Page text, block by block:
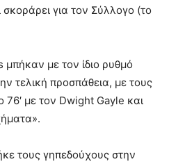
σκοράρει για τον Σύλλογο (το
μπήκαν με τον ίδιο ρυθμό
τελική προσπάθεια, με τους
76′ με τον Dwight Gayle και
τους γηπεδούχους στην